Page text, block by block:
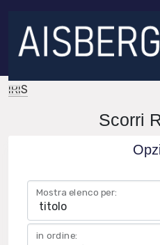
IRIS
Scorri
Mostra elenco per:
in ordine: